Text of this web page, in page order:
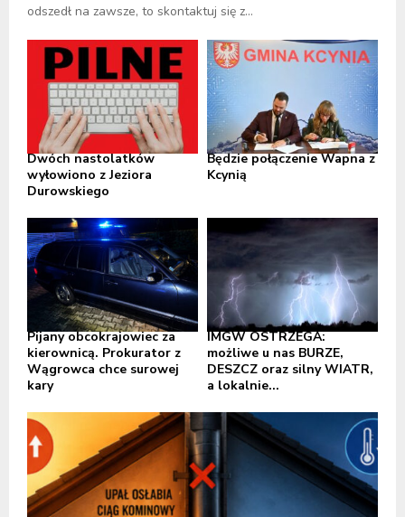
odszedł na zawsze, to skontaktuj się z...
Dwóch nastolatków
wyłowiono z Jeziora
Durowskiego
Będzie połączenie Wapna z
Kcynią
Pijany obcokrajowiec za
kierownicą. Prokurator z
Wągrowca chce surowej
kary
IMGW OSTRZEGA:
możliwe u nas BURZE,
DESZCZ oraz silny WIATR,
a lokalnie...